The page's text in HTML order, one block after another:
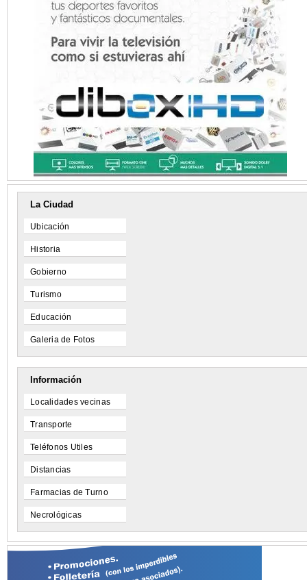
La Ciudad
Ubicación
Historia
Gobierno
Turismo
Educación
Galeria de Fotos
Información
Localidades vecinas
Transporte
Teléfonos Utiles
Distancias
Farmacias de Turno
Necrológicas